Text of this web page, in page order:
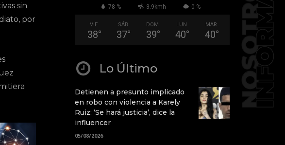
sin
por
78 % 3.9kmh 0 %
VIE
38°
SÁB
37°
DOM
39°
LUN
40°
MAR
40°
Lo Último
Detienen a presunto implicado
en robo con violencia a Karely
Ruiz: ‘Se hará justicia’, dice la
influencer
05/08/2026